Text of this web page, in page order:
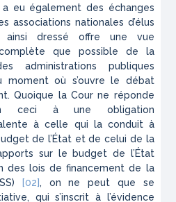
eu également des échanges
associations nationales d’élus
ainsi dressé offre une vue
que possible de la
administrations publiques
moment où s’ouvre le débat
Quoique la Cour ne réponde
ceci à une obligation
à celle qui la conduit à
de l’État et de celui de la
sur le budget de l’État
des lois de financement de la
[02], on ne peut que se
qui s’inscrit à l’évidence